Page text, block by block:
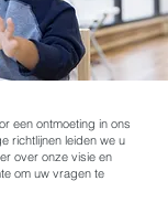
een ontmoeting in ons
richtlijnen leiden we u
over onze visie en
om uw vragen te